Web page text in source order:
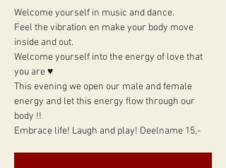
Welcome yourself in music and dance.
Feel the vibration en make your body move
inside and out.
Welcome yourself into the energy of love that
you are ♥
This evening we open our male and female
energy and let this energy flow through our
body !!
Embrace life! Laugh and play! Deelname 15,-